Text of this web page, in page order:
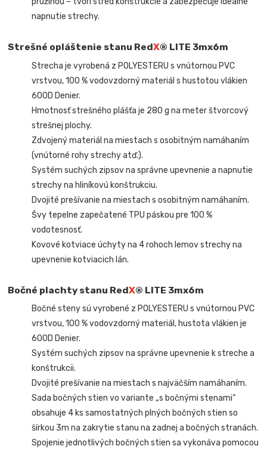
napnutie strechy.
Strešné opláštenie stanu RedX® LITE 3mx6m
Strecha je vyrobená z POLYESTERU s vnútornou PVC
vrstvou, 100 % vodovzdorný materiál s hustotou vlákien
600D Denier.
Hmotnosť strešného plášťa je 280 g na meter štvorcový
strešnej plochy.
Zdvojený materiál na miestach s osobitným namáhaním
(vnútorné rohy strechy atď.).
Systém suchých zipsov na správne upevnenie a napnutie
strechy na hliníkovú konštrukciu.
Dvojité prešívanie na miestach s osobitným namáhaním.
Švy tepelne zapečatené TPU páskou pre 100 %
vodotesnosť.
Kovové kotviace úchyty na 4 rohoch lemov strechy na
upevnenie kotviacich lán.
Bočné plachty stanu RedX® LITE 3mx6m
Bočné steny sú vyrobené z POLYESTERU s vnútornou PVC
vrstvou, 100 % vodovzdorný materiál, hustota vlákien je
600D Denier.
Systém suchých zipsov na správne upevnenie k streche a
konštrukcii.
Dvojité prešívanie na miestach s najväčším namáhaním.
Sada bočných stien vo variante „s bočnými stenami“
obsahuje 4 ks samostatných plných bočných stien so
šírkou 3mna zakrytie stanu na zadnej a bočných stranách.
Spojenie jednotlivých bočných stien sa vykonáva pomocou